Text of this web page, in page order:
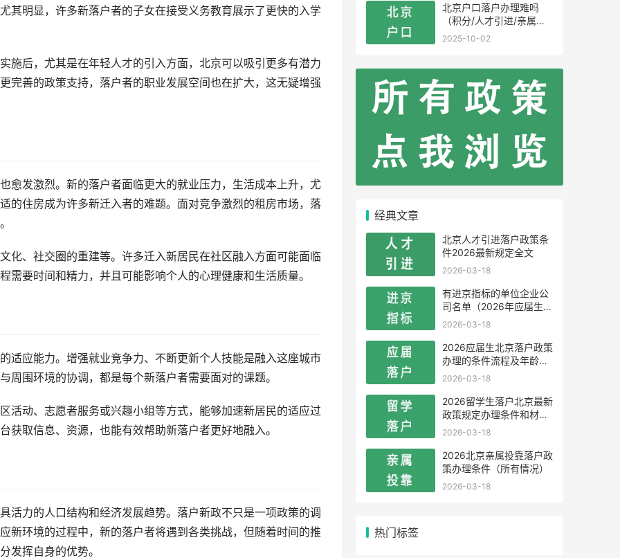
其明显，许多新落户者的子女在接受义务教育展示了更快的入学
施后，尤其是在年轻人才的引入方面，北京可以吸引更多有潜力
完善的政策支持，落户者的职业发展空间也在扩大，这无疑增强
愈发激烈。新的落户者面临更大的就业压力，生活成本上升，尤
的住房成为许多新迁入者的难题。面对竞争激烈的租房市场，落
化、社交圈的重建等。许多迁入新居民在社区融入方面可能面临
需要时间和精力，并且可能影响个人的心理健康和生活质量。
适应能力。增强就业竞争力、不断更新个人技能是融入这座城市
围环境的协调，都是每个新落户者需要面对的课题。
活动、志愿者服务或兴趣小组等方式，能够加速新居民的适应过
取信息、资源，也能有效帮助新落户者更好地融入。
活力的人口结构和经济发展趋势。落户新政不只是一项政策的调
新环境的过程中，新的落户者将遇到各类挑战，但随着时间的推
发挥自身的优势。
北京户口落户办理难吗
（积分/人才引进/亲属投
靠）
2025-10-02
经典文章
北京人才引进落户政策条
件2026最新规定全文
2026-03-18
有进京指标的单位企业公
司名单（2026年应届生留
学生）
2026-03-18
2026应届生北京落户政策
办理的条件流程及年龄限
制
2026-03-18
2026留学生落户北京最新
政策规定办理条件和材料
及流程
2026-03-18
2026北京亲属投靠落户政
策办理条件（所有情况）
2026-03-18
热门标签